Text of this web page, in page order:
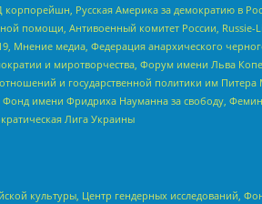
Русская Америка за демократию в
помощи, Антивоенный комитет России,
Мнение медиа, Федерация анархического
и миротворчества, Форум имени Льва
и государственной политики им
имени Фридриха Науманна за свободу,
Лига Украины
культуры, Центр гендерных исследований,